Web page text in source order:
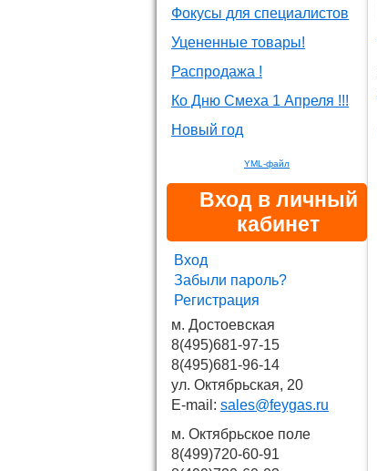
Фокусы для специалистов
Уцененные товары!
Распродажа !
Ко Дню Смеха 1 Апреля !!!
Новый год
YML-файл
Вход в личный
кабинет
Вход
Забыли пароль?
Регистрация
м. Достоевская
8(495)681-97-15
8(495)681-96-14
ул. Октябрьская, 20
E-mail: sales@feygas.ru
м. Октябрьское поле
8(499)720-60-91